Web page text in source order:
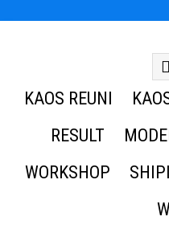
KAOS REUNI
RESULT
WORKSHOP